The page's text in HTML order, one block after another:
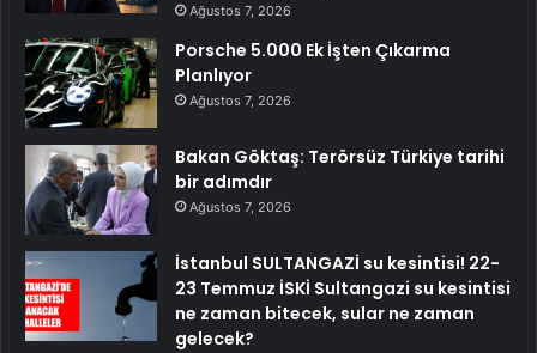
Ağustos 7, 2026
Porsche 5.000 Ek İşten Çıkarma
Planlıyor
Ağustos 7, 2026
Bakan Göktaş: Terörsüz Türkiye tarihi
bir adımdır
Ağustos 7, 2026
İstanbul SULTANGAZİ su kesintisi! 22-
23 Temmuz İSKİ Sultangazi su kesintisi
ne zaman bitecek, sular ne zaman
gelecek?